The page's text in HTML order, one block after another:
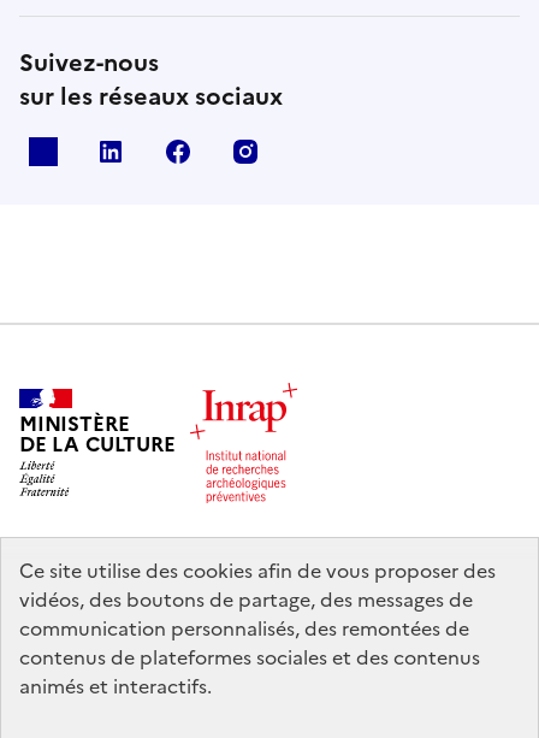
Ce site utilise des cookies afin de vous proposer des
vidéos, des boutons de partage, des messages de
communication personnalisés, des remontées de
contenus de plateformes sociales et des contenus
animés et interactifs.
Suivez-nous
sur les réseaux sociaux
Linkedin Facebook
MINISTÈRE
DE LA CULTURE
legifrance.gouv.fr
info.gouv.fr
service-public.gouv.fr
data.gouv.fr